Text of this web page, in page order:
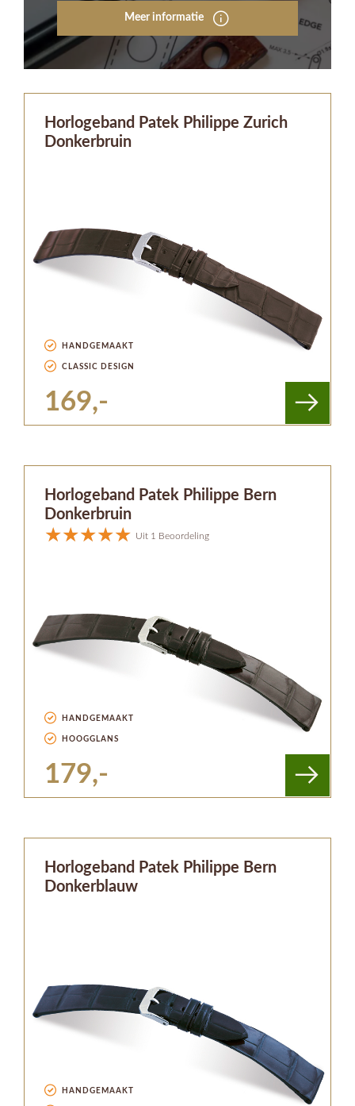
Meer informatie
Horlogeband Patek Philippe Zurich
Donkerbruin
HANDGEMAAKT
CLASSIC DESIGN
169,-
Horlogeband Patek Philippe Bern
Donkerbruin
Uit 1 Beoordeling
HANDGEMAAKT
HOOGGLANS
179,-
Horlogeband Patek Philippe Bern
Donkerblauw
HANDGEMAAKT